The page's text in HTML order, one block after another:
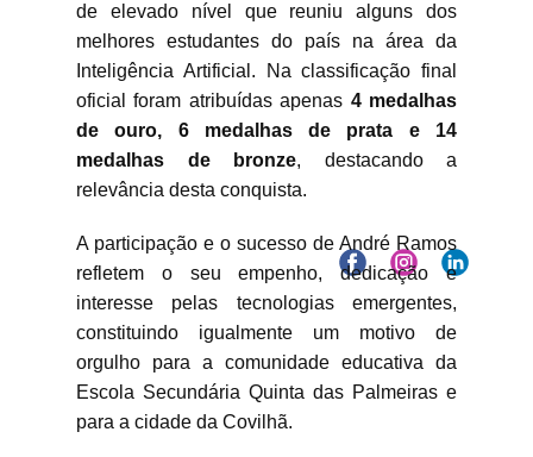
de elevado nível que reuniu alguns dos
melhores estudantes do país na área da
Inteligência Artificial. Na classificação final
oficial foram atribuídas apenas 4 medalhas
de ouro, 6 medalhas de prata e 14
medalhas de bronze, destacando a
relevância desta conquista.
A participação e o sucesso de André Ramos
refletem o seu empenho, dedicação e
interesse pelas tecnologias emergentes,
constituindo igualmente um motivo de
orgulho para a comunidade educativa da
Escola Secundária Quinta das Palmeiras e
para a cidade da Covilhã.